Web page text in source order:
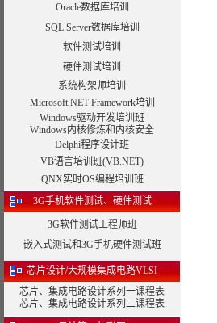
Oracle数据库培训
SQL Server数据库培训
软件测试培训
硬件测试培训
系统构架师培训
Microsoft.NET Framework培训
Windows驱动开发培训班
Windows内核修炼和内核安全
Delphi程序设计班
VB语言培训班(VB.NET)
QNX实时OS编程培训班
3G手机软件测试、硬件测试
3G软件测试工程师班
嵌入式测试和3G手机硬件测试班
芯片设计/大规模集成电路VLSI
芯片、集成电路设计系列一课程表
芯片、集成电路设计系列二课程表